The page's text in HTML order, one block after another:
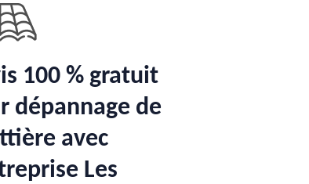
100 % gratuit
dépannage de
avec
Les